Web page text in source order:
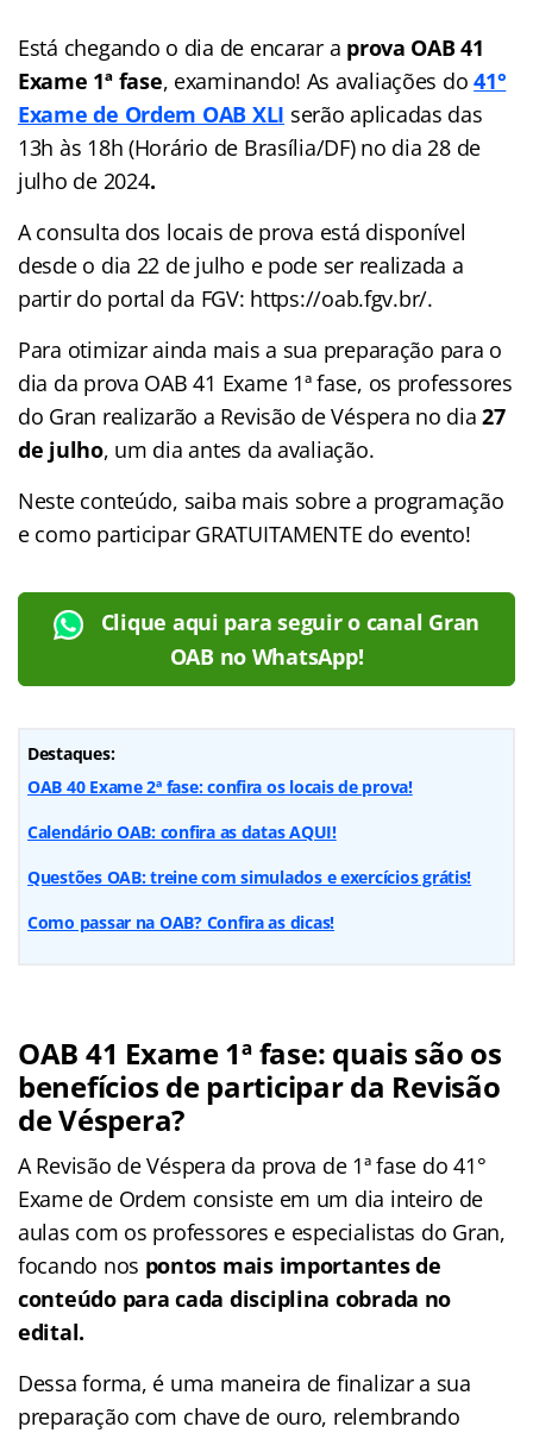
Está chegando o dia de encarar a prova OAB 41
Exame 1ª fase, examinando! As avaliações do41°
Exame de Ordem OAB XLI serão aplicadas das
13h às 18h (Horário de Brasília/DF) no dia 28 de
julho de 2024.
A consulta dos locais de prova está disponível
desde o dia 22 de julho e pode ser realizada a
partir do portal da FGV: https://oab.fgv.br/.
Para otimizar ainda mais a sua preparação para o
dia da prova OAB 41 Exame 1ª fase, os professores
do Gran realizarão a Revisão de Véspera no dia27
de julho, um dia antes da avaliação.
Neste conteúdo, saiba mais sobre a programação
e como participar GRATUITAMENTE do evento!
Clique aqui para seguir o canal Gran
OAB no WhatsApp!
Destaques:
OAB 40 Exame 2ª fase: confira os locais de prova!
Calendário OAB: confira as datas AQUI!
Questões OAB: treine com simulados e exercícios grátis!
Como passar na OAB? Confira as dicas!
OAB 41 Exame 1ª fase: quais são os
benefícios de participar da Revisão
de Véspera?
A Revisão de Véspera da prova de 1ª fase do 41°
Exame de Ordem consiste em um dia inteiro de
aulas com os professores e especialistas do Gran,
focando nos pontos mais importantes de
conteúdo para cada disciplina cobrada no
edital.
Dessa forma, é uma maneira de finalizar a sua
preparação com chave de ouro, relembrando